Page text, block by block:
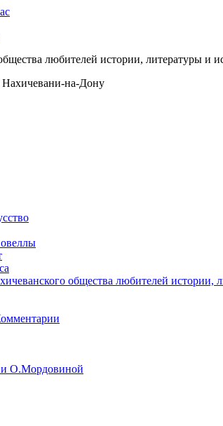
любителей истории, литературы и
общества любителей истории,
и О.Мордовиной